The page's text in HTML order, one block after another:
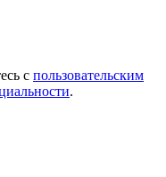
с пользовательским
.